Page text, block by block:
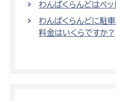
わんぱくらんどはペ
わんぱくらんどに駐
料金はいくらですか?